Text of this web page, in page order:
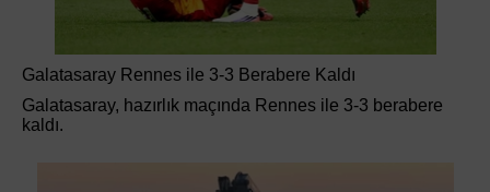
Galatasaray Rennes ile 3-3 Berabere Kaldı
Galatasaray, hazırlık maçında Rennes ile 3-3 berabere
kaldı.